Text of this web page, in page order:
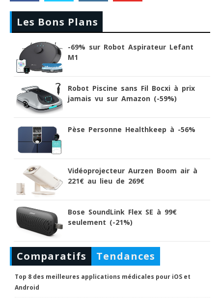
Les Bons Plans
-69% sur Robot Aspirateur Lefant
M1
Robot Piscine sans Fil Bocxi à prix
jamais vu sur Amazon (-59%)
Pèse Personne Healthkeep à -56%
Vidéoprojecteur Aurzen Boom air à
221€ au lieu de 269€
Bose SoundLink Flex SE à 99€
seulement (-21%)
Comparatifs Tendances
Top 8 des meilleures applications médicales pour iOS et
Android